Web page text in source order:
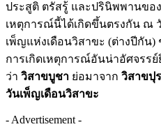
ประสูติ ตรัสรู้ และปรินิพพานขอ
เหตุการณ์นี้ได้เกิดขึ้นตรงกัน ณ
เพ็ญแห่งเดือนวิสาขะ (ต่างปีกัน
การเกิดเหตุการณ์อันน่าอัศจรร
ว่า วิสาขบูชา ย่อมาจาก วิสาขปุ
วันเพ็ญเดือนวิสาขะ
- Advertisement -